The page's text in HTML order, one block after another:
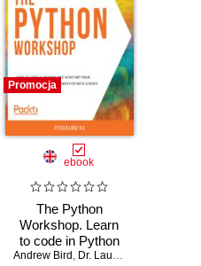
,Andrew Bird ,Bharath Chandra K S
Promocja
ebook
The Python
Workshop. Learn
to code in Python
and kickstart your
Andrew Bird , Dr. Lau Cher Han